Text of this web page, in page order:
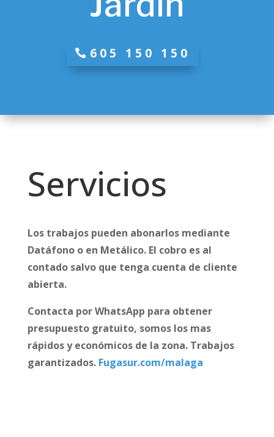
605 150 150
Servicios
Los trabajos pueden abonarlos mediante
Datáfono o en Metálico. El cobro es al
contado salvo que tenga cuenta de cliente
abierta.
Contacta por WhatsApp para obtener
presupuesto gratuito, somos los mas
rápidos y económicos de la zona. Trabajos
garantizados. Fugasur.com/malaga